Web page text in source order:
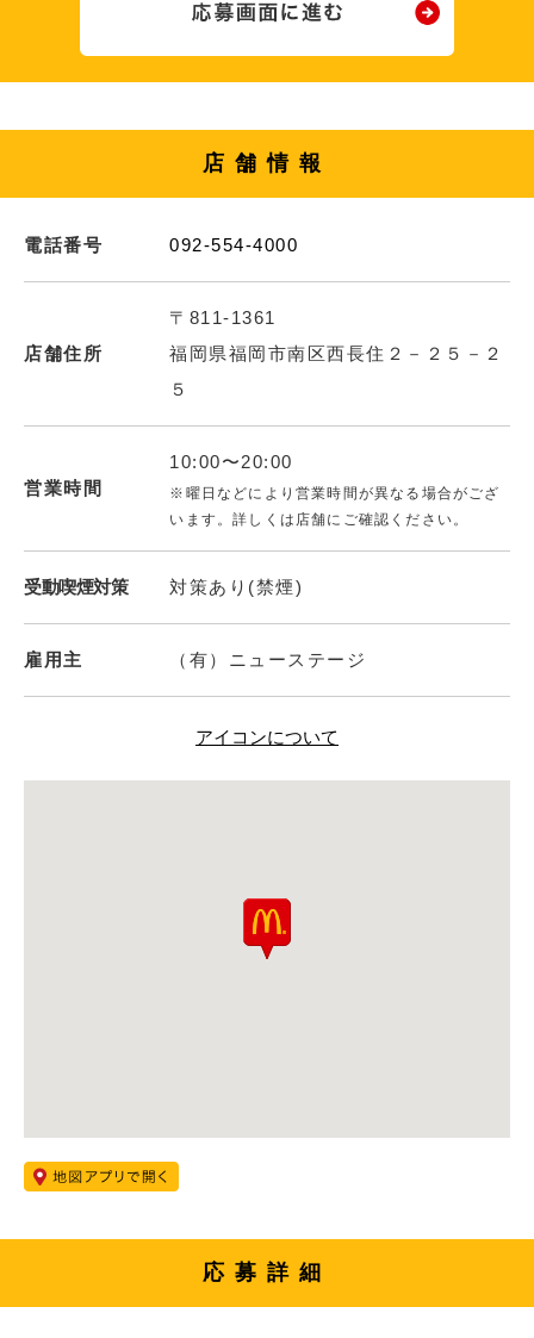
店舗情報
電話番号 092-554-4000
店舗住所
〒811-1361
福岡県福岡市南区西長住２－２５－２
５
営業時間
10:00〜20:00
※曜日などにより営業時間が異なる場合がござ
います。詳しくは店舗にご確認ください。
受動喫煙対策 対策あり(禁煙)
雇用主 （有）ニューステージ
アイコンについて
応募詳細